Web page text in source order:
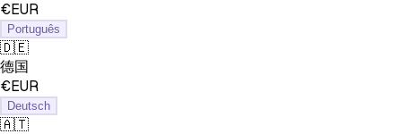
€EUR
Português
🇩🇪
德国
€EUR
Deutsch
🇦🇹